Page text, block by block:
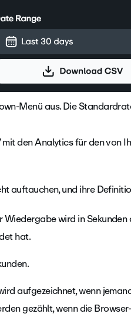
Menü aus. Die
mit den Analytics für den von
auftauchen, und ihre
wird in
hat.
aufgezeichnet, wenn
gezählt, wenn die